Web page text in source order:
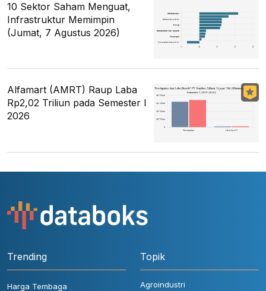
10 Sektor Saham Menguat,
Infrastruktur Memimpin
(Jumat, 7 Agustus 2026)
Alfamart (AMRT) Raup Laba
Rp2,02 Triliun pada Semester I
2026
Trending
Harga Tembaga
Topik
Agroindustri